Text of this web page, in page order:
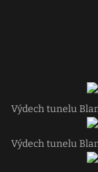
Výdech tunelu
Výdech tunelu